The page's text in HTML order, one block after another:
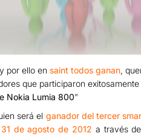
por ello en saint todos ganan,
que participaron
Nokia Lumia 800”
será el ganador del tercer
de agosto de 2012 a través